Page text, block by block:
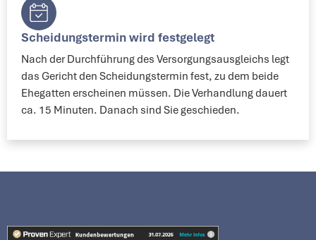
Scheidungstermin wird festgelegt​
Nach der Durchführung des Versorgungsausgleichs legt
das Gericht den Scheidungstermin fest, zu dem beide
Ehegatten erscheinen müssen. Die Verhandlung dauert
ca. 15 Minuten. Danach sind Sie geschieden.